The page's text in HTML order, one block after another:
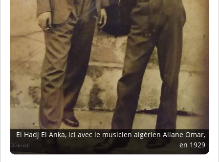
El Hadj El Anka, ici avec le musicien algérien Aliane Omar,
en 1929